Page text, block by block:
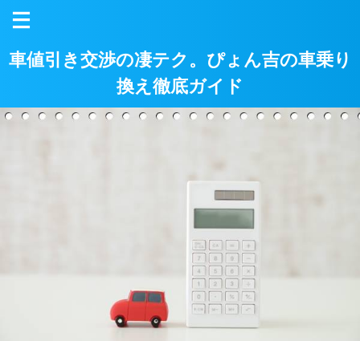
車値引き交渉の凄テク。ぴょん吉の車乗り
換え徹底ガイド